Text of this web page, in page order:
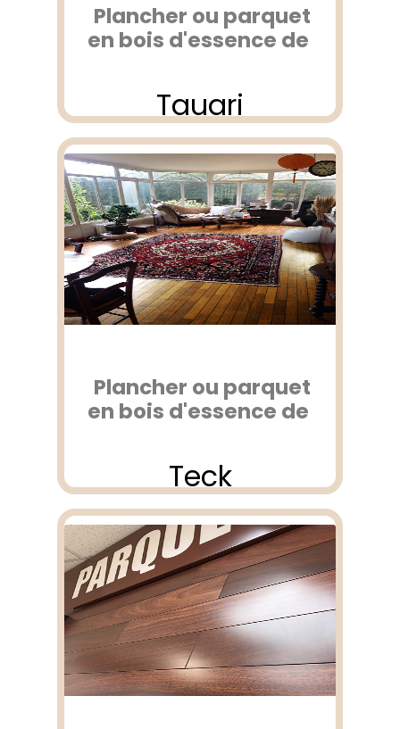
Plancher ou parquet
en bois d'essence de
Tauari
Plancher ou parquet
en bois d'essence de
Teck